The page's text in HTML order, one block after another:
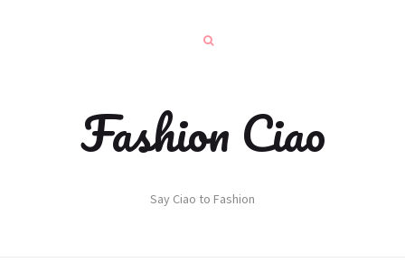
Fashion Ciao
Say Ciao to Fashion